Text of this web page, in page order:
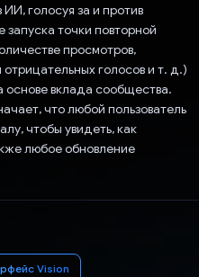
голосуя за и против
запуска точки повторной
просмотров,
голосов и т. д.)
основе вклада сообщества.
что любой пользователь
чтобы увидеть, как
любое обновление
Vision